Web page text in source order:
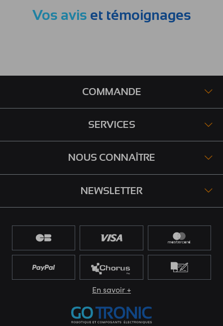
Vos avis et témoignages
COMMANDE
SERVICES
NOUS CONNAÎTRE
NEWSLETTER
En savoir +